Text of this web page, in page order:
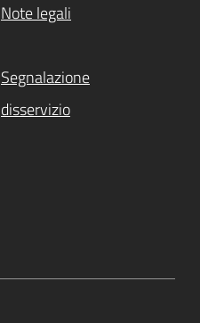
Note legali
Segnalazione
disservizio